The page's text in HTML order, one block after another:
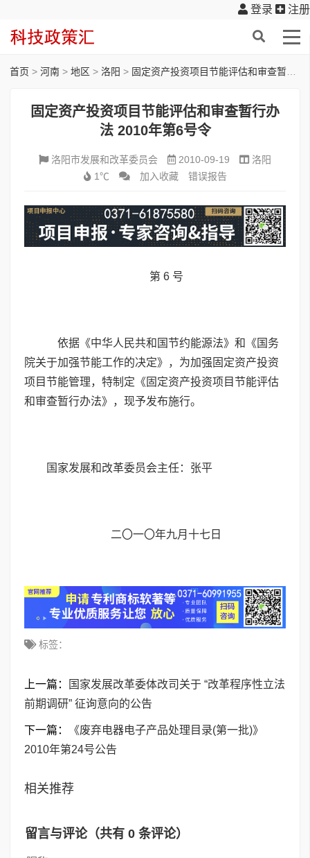
登录 注册
首页 > 河南 > 地区 > 洛阳 > 固定资产投资项目节能评估和审查暂行办法 2010年第6号令
固定资产投资项目节能评估和审查暂行办
法 2010年第6号令
洛阳市发展和改革委员会 2010-09-19
洛阳
1℃
加入收藏 错误报告
第 6 号
依据《中华人民共和国节约能源法》和《国务
院关于加强节能工作的决定》，为加强固定资产投资
项目节能管理，特制定 《固定资产投资项目节能评估
和审查暂行办法》 ，现予发布施行。
国家发展和改革委员会主任：张平
二〇一〇年九月十七日
标签：
上一篇：
国家发展改革委体改司关于 “改革程序性立法
前期调研” 征询意向的公告
下一篇：
《废弃电器电子产品处理目录(第一批)》
2010年第24号公告
相关推荐
留言与评论（共有 0 条评论）